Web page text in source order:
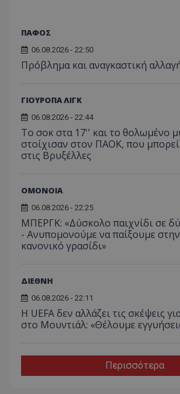
ΠΑΦΟΣ
06.08.2026 - 22:50
Πρόβλημα και αναγκαστική
ΓΙΟΥΡΟΠΑ ΛΙΓΚ
06.08.2026 - 22:44
Το σοκ στα 17'' και το θολωμένο
στοίχισαν στον ΠΑΟΚ, που
στις Βρυξέλλες
ΟΜΟΝΟΙΑ
06.08.2026 - 22:25
ΜΠΕΡΓΚ: «Δύσκολο παιχνίδι σε
- Ανυπομονούμε να παίξουμε
κανονικό γρασίδι»
ΔΙΕΘΝΗ
06.08.2026 - 22:11
Η UEFA δεν αλλάζει τις σκέψεις
στο Μουντιάλ: «Θέλουμε
Περισσότερα